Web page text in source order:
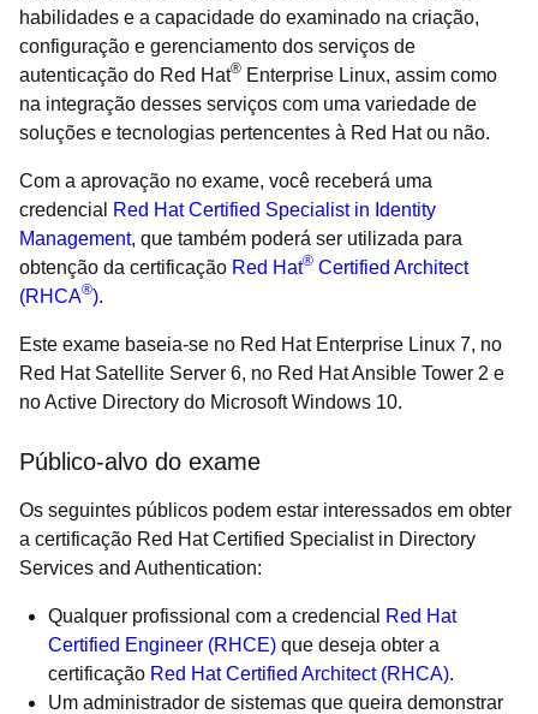
habilidades e a capacidade do examinado na criação,
configuração e gerenciamento dos serviços de
autenticação do Red Hat® Enterprise Linux, assim como
na integração desses serviços com uma variedade de
soluções e tecnologias pertencentes à Red Hat ou não.
Com a aprovação no exame, você receberá uma
credencial
Red Hat Certified Specialist in Identity
Management, que também poderá ser utilizada para
obtenção da certificação Red Hat® Certified Architect
(RHCA®).
Este exame baseia-se no Red Hat Enterprise Linux 7, no
Red Hat Satellite Server 6, no Red Hat Ansible Tower 2 e
no Active Directory do Microsoft Windows 10.
Público-alvo do exame
Os seguintes públicos podem estar interessados em obter
a certificação Red Hat Certified Specialist in Directory
Services and Authentication:
Qualquer profissional com a credencial
Red Hat
Certified Engineer (RHCE) que deseja obter a
certificação Red Hat Certified Architect (RHCA).
Um administrador de sistemas que queira demonstrar